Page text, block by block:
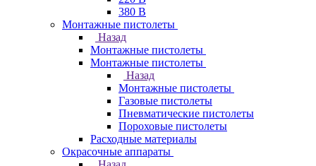
380 В
Монтажные пистолеты
Назад
Монтажные пистолеты
Монтажные пистолеты
Назад
Монтажные пистолеты
Газовые пистолеты
Пневматические пистолеты
Пороховые пистолеты
Расходные материалы
Окрасочные аппараты